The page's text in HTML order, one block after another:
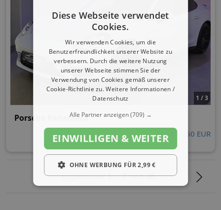
1 / 3
Porsche Panamera
57.950 EUR
Ergebnisse:1-7von26
Diese Webseite verwendet
Cookies.
Wir verwenden Cookies, um die
Benutzerfreundlichkeit unserer Website zu
verbessern. Durch die weitere Nutzung
unserer Webseite stimmen Sie der
Verwendung von Cookies gemäß unserer
Cookie-Richtlinie zu.Weitere Informationen /
Datenschutz
Alle Partner anzeigen(709) →
EINWILLIGEN & WEITER
OHNE WERBUNG FÜR 2,99 €